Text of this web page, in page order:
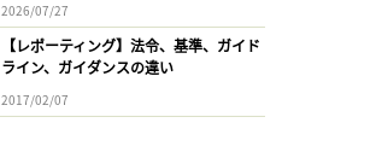
2026/07/27
【レポーティング】法令、基準、ガイド
ライン、ガイダンスの違い
2017/02/07